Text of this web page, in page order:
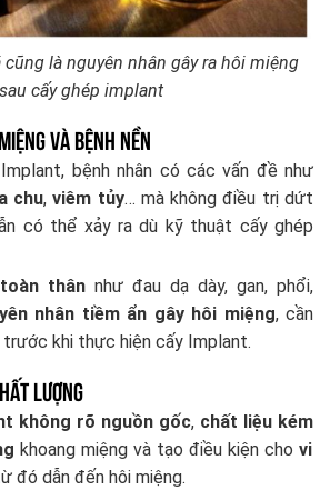
là nguyên nhân gây ra hôi miệng
sau cấy ghép implant
và bệnh nền
bệnh nhân có các vấn đề như
chu,viêm tủy… mà không điều trị dứt
có thể xảy ra dù kỹ thuật cấy ghép
thân như đau dạ dày, gan, phổi,
nhân tiềm ẩn gây hôi miệng, cần
khi thực hiện cấy Implant.
lượng
không rõ nguồn gốc, chất liệu kém
khoang miệng và tạo điều kiện cho vi
đó dẫn đến hôi miệng.